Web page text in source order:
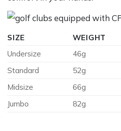
SIZE WEIGHT
Undersize
46g
Standard
52g
Midsize
66g
Jumbo
82g